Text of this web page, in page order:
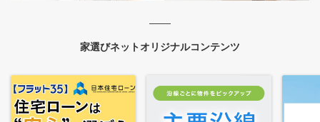
家選びネットオリジナルコンテンツ